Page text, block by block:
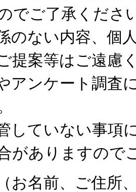
でご了承くださ
のない内容、個
提案等はご遠慮
アンケート調査
していない事項
がありますので
お名前、ご住所